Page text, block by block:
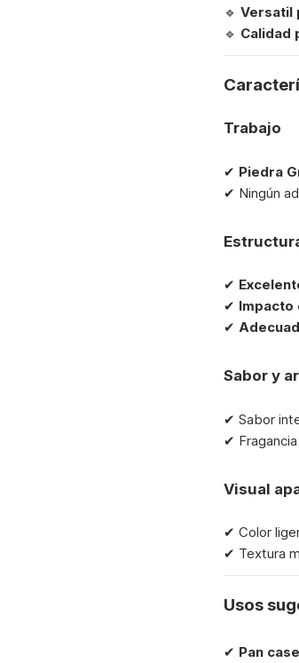
🔹 Versatil
🔹 Calidad
Trabajo
✔ Piedra
✔ Ningún
✔
✔ Impacto
✔
Sabor y
✔ Sabor
✔
Visual
✔ Color
✔ Textura
Usos
✔ Pan